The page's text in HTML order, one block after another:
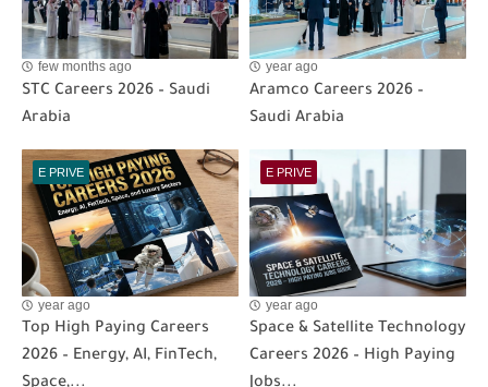
few months ago
STC Careers 2026 – Saudi
Arabia
year ago
Aramco Careers 2026 –
Saudi Arabia
E PRIVE
year ago
Top High Paying Careers
2026 – Energy, AI, FinTech,
E PRIVE
year ago
Space & Satellite Technology
Careers 2026 – High Paying